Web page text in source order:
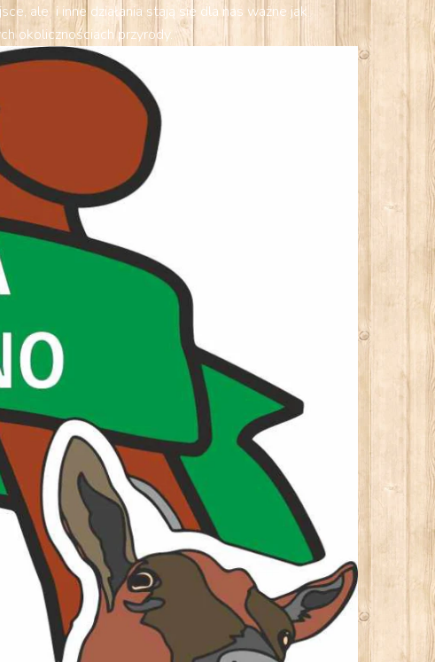
ale i inne działania stają sie dla nas ważne jak
okolicznościach przyrody.